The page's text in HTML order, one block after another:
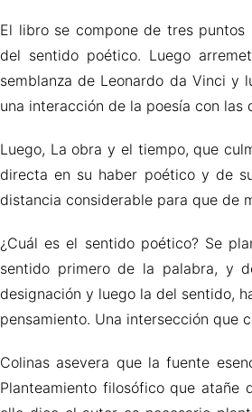
El libro se compone de tres
del sentido poético. Luego
semblanza de Leonardo da Vinci y
una interacción de la poesía con las
Luego, La obra y el tiempo, que
directa en su haber poético y de
distancia considerable para que de
¿Cuál es el sentido poético? Se
sentido primero de la palabra, y
designación y luego la del sentido,
pensamiento. Una intersección que
Colinas asevera que la fuente
Planteamiento filosófico que atañe